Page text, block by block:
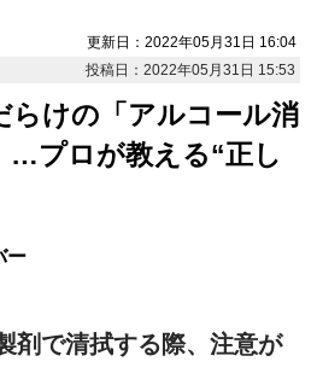
更新日：2022年05月31日 16:04
投稿日：2022年05月31日 15:53
らけの「アルコール消
…プロが教える“正し
ー
剤で清拭する際、注意が